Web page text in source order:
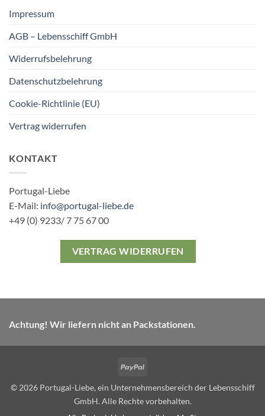
Impressum
AGB – Lebensschiff GmbH
Widerrufsbelehrung
Datenschutzbelehrung
Cookie-Richtlinie (EU)
Vertrag widerrufen
KONTAKT
Portugal-Liebe
E-Mail: info@portugal-liebe.de
+49 (0) 9233/ 7 75 67 00
VERTRAG WIDERRUFEN
Achtung! Wir liefern nicht an Packstationen.
PayPal
© 2026 Portugal-Liebe, ein Unternehmensbereich der Lebensschiff
GmbH. Alle Rechte vorbehalten.